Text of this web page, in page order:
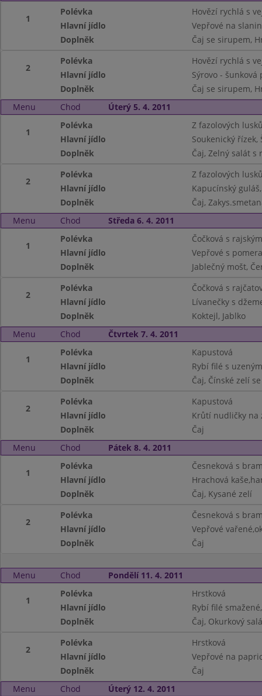
1
Polévka
Hovězí rychlá s
Hlavní jídlo
Vepřové na
Doplněk
Čaj se sirupem,
2
Polévka
Hovězí rychlá s
Hlavní jídlo
Sýrovo - šunková
Doplněk
Čaj se sirupem,
Menu
Chod Úterý 5. 4. 2011
1
Polévka
Z fazolových
Hlavní jídlo
Soukenický
Doplněk
Čaj, Zelný salát s
2
Polévka
Z fazolových
Hlavní jídlo
Kapucínský
Doplněk
Čaj,
Menu
Chod Středa 6. 4. 2011
1
Polévka
Čočková s
Hlavní jídlo
Vepřové s
Doplněk
Jablečný mošt,
2
Polévka
Čočková s
Hlavní jídlo
Lívanečky s
Doplněk
Koktejl, Jablko
Menu
Chod Čtvrtek 7. 4. 2011
1
Polévka
Kapustová
Hlavní jídlo
Rybí filé s
Doplněk
Čaj, Čínské zelí
2
Polévka
Kapustová
Hlavní jídlo
Krůtí nudličky na
Doplněk
Čaj
Menu
Chod Pátek 8. 4. 2011
1
Polévka
Česneková s
Hlavní jídlo
Hrachová
Doplněk
Čaj, Kysané zelí
2
Polévka
Česneková s
Hlavní jídlo
Vepřové
Doplněk
Čaj
Menu Chod Pondělí 11. 4. 2011
1
Polévka
Hrstková
Hlavní jídlo
Rybí filé
Doplněk
Čaj, Okurkový
2
Polévka
Hrstková
Hlavní jídlo
Vepřové na
Doplněk
Čaj
Menu
Chod Úterý 12. 4. 2011